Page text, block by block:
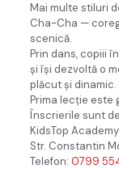
Mai multe stiluri
Cha-Cha —
scenică.
Prin dans, copiii
și își dezvoltă o
plăcut și dinamic.
Prima lecție este
Înscrierile sunt
KidsTop Academy
Str. Constantin
Telefon: 0799